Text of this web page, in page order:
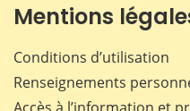
Mentions
Conditions d’utilisation
Renseignements